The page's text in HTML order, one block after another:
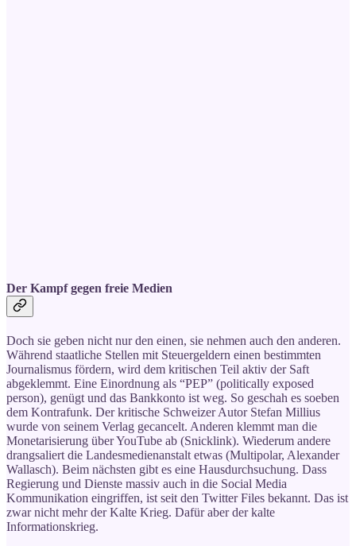
Der Kampf gegen freie Medien
Doch sie geben nicht nur den einen, sie nehmen auch den anderen.
Während staatliche Stellen mit Steuergeldern einen bestimmten
Journalismus fördern, wird dem kritischen Teil aktiv der Saft
abgeklemmt. Eine Einordnung als “PEP” (politically exposed
person), genügt und das Bankkonto ist weg. So geschah es soeben
dem Kontrafunk. Der kritische Schweizer Autor Stefan Millius
wurde von seinem Verlag gecancelt. Anderen klemmt man die
Monetarisierung über YouTube ab (Snicklink). Wiederum andere
drangsaliert die Landesmedienanstalt etwas (Multipolar, Alexander
Wallasch). Beim nächsten gibt es eine Hausdurchsuchung. Dass
Regierung und Dienste massiv auch in die Social Media
Kommunikation eingriffen, ist seit den Twitter Files bekannt. Das ist
zwar nicht mehr der Kalte Krieg. Dafür aber der kalte
Informationskrieg.